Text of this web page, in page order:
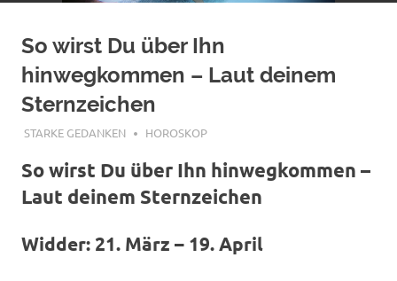
So wirst Du über Ihn
hinwegkommen – Laut deinem
Sternzeichen
OKTOBER 29, 2017
STARKE GEDANKEN HOROSKOP
So wirst Du über Ihn hinwegkommen –
Laut deinem Sternzeichen
Widder: 21. März – 19. April